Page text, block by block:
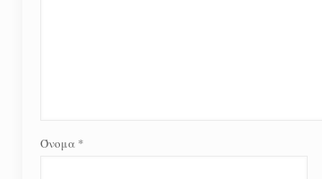
Όνομα *